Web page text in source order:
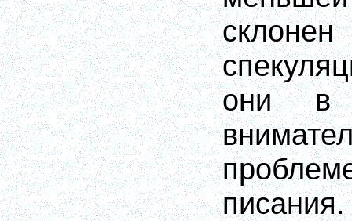
склонен
они в
писания.